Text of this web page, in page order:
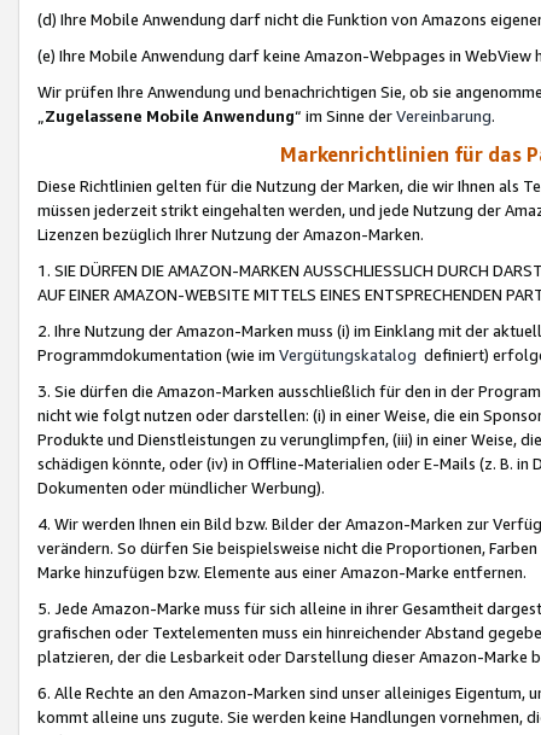
(d) Ihre Mobile Anwendung darf nicht die Funktion von Amazons
(e) Ihre Mobile Anwendung darf keine Amazon-Webpages in WebView
Wir prüfen Ihre Anwendung und benachrichtigen Sie, ob sie
„Zugelassene Mobile Anwendung“ im Sinne derVereinbarung.
Markenrichtlinien für das
Diese Richtlinien gelten für die Nutzung der Marken, die wir Ihnen als
müssen jederzeit strikt eingehalten werden, und jede Nutzung der
Lizenzen bezüglich Ihrer Nutzung der Amazon-Marken.
1. SIE DÜRFEN DIE AMAZON-MARKEN AUSSCHLIESSLICH DURCH
AUF EINER AMAZON-WEBSITE MITTELS EINES ENTSPRECHENDEN
2. Ihre Nutzung der Amazon-Marken muss (i) im Einklang mit der
Programmdokumentation (wie im Vergütungskatalog definiert)
3. Sie dürfen die Amazon-Marken ausschließlich für den in der
nicht wie folgt nutzen oder darstellen: (i) in einer Weise, die ein
Produkte und Dienstleistungen zu verunglimpfen, (iii) in einer Weise,
schädigen könnte, oder (iv) in Offline-Materialien oder E-Mails (z. B. in
Dokumenten oder mündlicher Werbung).
4. Wir werden Ihnen ein Bild bzw. Bilder der Amazon-Marken zur
verändern. So dürfen Sie beispielsweise nicht die Proportionen,
Marke hinzufügen bzw. Elemente aus einer Amazon-Marke entfernen.
5. Jede Amazon-Marke muss für sich alleine in ihrer Gesamtheit
grafischen oder Textelementen muss ein hinreichender Abstand
platzieren, der die Lesbarkeit oder Darstellung dieser Amazon-Marke
6. Alle Rechte an den Amazon-Marken sind unser alleiniges
kommt alleine uns zugute. Sie werden keine Handlungen vornehmen,